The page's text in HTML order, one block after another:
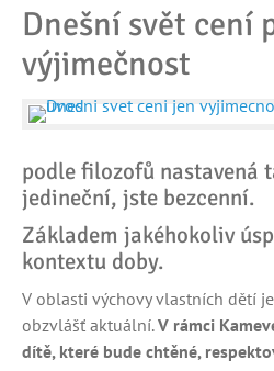
Dnešní svět cení
výjimečnost
podle filozofů nastavená
jedineční, jste bezcenní.
Základem jakéhokoliv
kontextu doby.
V oblasti výchovy vlastních dětí
obzvlášť aktuální.V rámci
dítě, které bude chtěné,